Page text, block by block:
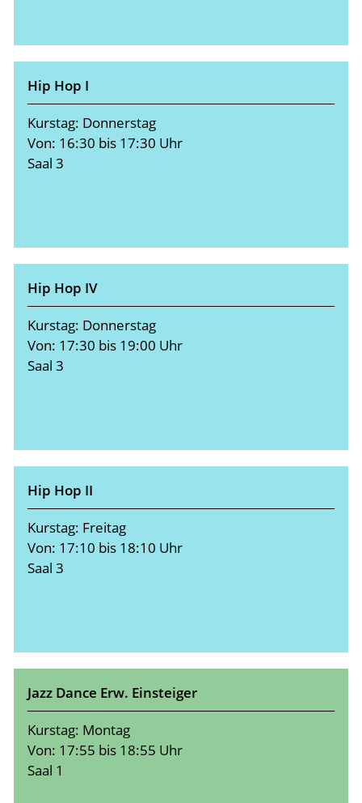
Hip Hop I
Kurstag: Donnerstag
Von: 16:30 bis 17:30 Uhr
Saal 3
Hip Hop IV
Kurstag: Donnerstag
Von: 17:30 bis 19:00 Uhr
Saal 3
Hip Hop II
Kurstag: Freitag
Von: 17:10 bis 18:10 Uhr
Saal 3
Jazz Dance Erw. Einsteiger
Kurstag: Montag
Von: 17:55 bis 18:55 Uhr
Saal 1